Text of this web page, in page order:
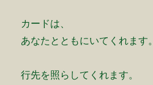
カードは、
あなたとともにいてくれます。
行先を照らしてくれます。